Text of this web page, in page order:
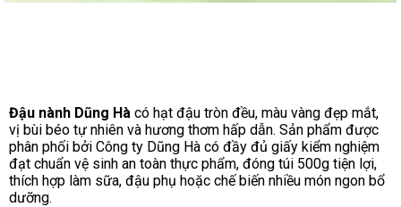
Đậu nành Dũng Hà có hạt đậu tròn đều, màu vàng đẹp mắt,
vị bùi béo tự nhiên và hương thơm hấp dẫn. Sản phẩm được
phân phối bởi Công ty Dũng Hà có đầy đủ giấy kiểm nghiệm
đạt chuẩn vệ sinh an toàn thực phẩm, đóng túi 500g tiện lợi,
thích hợp làm sữa, đậu phụ hoặc chế biến nhiều món ngon bổ
dưỡng.